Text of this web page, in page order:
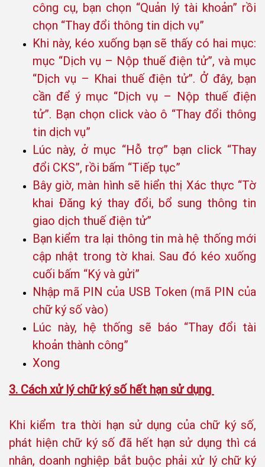
công cụ, bạn chọn “Quản lý tài khoản” rồi
chọn “Thay đổi thông tin dịch vụ”
Khi này, kéo xuống bạn sẽ thấy có hai mục:
mục “Dịch vụ – Nộp thuế điện tử”, và mục
“Dịch vụ – Khai thuế điện tử”. Ở đây, bạn
cần để ý mục “Dịch vụ – Nộp thuế điện
tử”. Bạn chọn click vào ô “Thay đổi thông
tin dịch vụ”
Lúc này, ở mục “Hỗ trợ” bạn click “Thay
đổi CKS”, rồi bấm “Tiếp tục”
Bây giờ, màn hình sẽ hiển thị Xác thực “Tờ
khai Đăng ký thay đổi, bổ sung thông tin
giao dịch thuế điện tử”
Bạn kiểm tra lại thông tin mà hệ thống mới
cập nhật trong tờ khai. Sau đó kéo xuống
cuối bấm “Ký và gửi”
Nhập mã PIN của USB Token (mã PIN của
chữ ký số vào)
Lúc này, hệ thống sẽ báo “Thay đổi tài
khoản thành công”
Xong
3. Cách xử lý chữ ký số hết hạn sử dụng
Khi kiểm tra thời hạn sử dụng của chữ ký số,
phát hiện chữ ký số đã hết hạn sử dụng thì cá
nhân, doanh nghiệp bắt buộc phải xử lý chữ ký